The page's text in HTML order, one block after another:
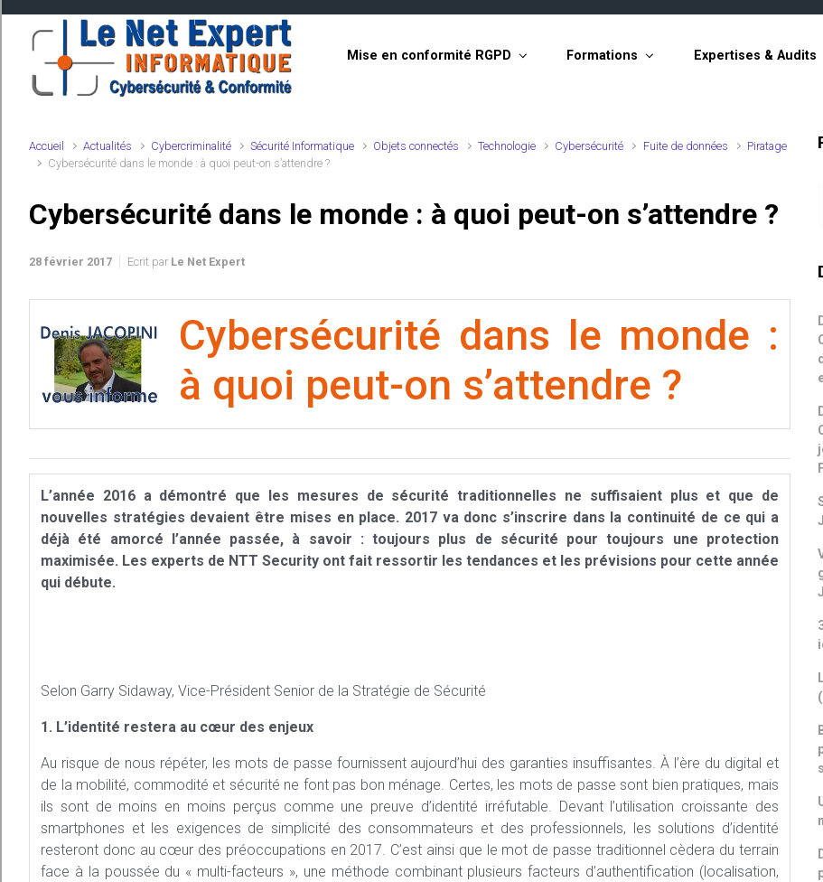
Skip to main content
Mise en conformité RGPD Formations Expertises & Audits
Accueil Actualités Cybercriminalité Sécurité Informatique Objets connectés Technologie Cybersécurité Fuite de données
Piratage
Cybersécurité dans le monde : à quoi peut-on s’attendre ?
Cybersécurité dans le monde : à quoi peut-on s’attendre ?
28 février 2017 Ecrit par Le Net Expert
Cybersécurité dans le monde :
à quoi peut-on s’attendre ?
L’année 2016 a démontré que les mesures de sécurité traditionnelles ne suffisaient plus et que de
nouvelles stratégies devaient être mises en place. 2017 va donc s’inscrire dans la continuité de ce qui a
déjà été amorcé l’année passée, à savoir : toujours plus de sécurité pour toujours une protection
maximisée. Les experts de NTT Security ont fait ressortir les tendances et les prévisions pour cette année
qui débute.
Selon Garry Sidaway, Vice-Président Senior de la Stratégie de Sécurité
1. L’identité restera au cœur des enjeux
Au risque de nous répéter, les mots de passe fournissent aujourd’hui des garanties insuffisantes. À l’ère du digital et
de la mobilité, commodité et sécurité ne font pas bon ménage. Certes, les mots de passe sont bien pratiques, mais
ils sont de moins en moins perçus comme une preuve d’identité irréfutable. Devant l’utilisation croissante des
smartphones et les exigences de simplicité des consommateurs et des professionnels, les solutions d’identité
resteront donc au cœur des préoccupations en 2017. C’est ainsi que le mot de passe traditionnel cèdera du terrain
face à la poussée du « multi-facteurs », une méthode combinant plusieurs facteurs d’authentification (localisation,